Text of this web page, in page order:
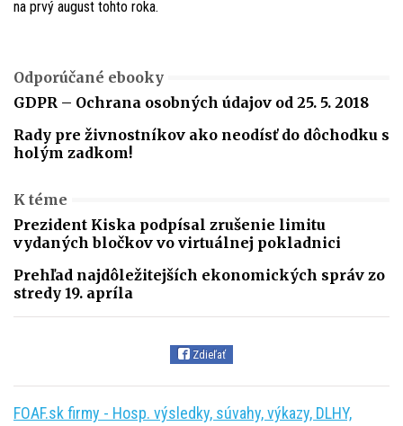
na prvý august tohto roka.
Odporúčané ebooky
GDPR – Ochrana osobných údajov od 25. 5. 2018
Rady pre živnostníkov ako neodísť do dôchodku s
holým zadkom!
K téme
Prezident Kiska podpísal zrušenie limitu
vydaných bločkov vo virtuálnej pokladnici
Prehľad najdôležitejších ekonomických správ zo
stredy 19. apríla
Zdieľať
FOAF.sk firmy - Hosp. výsledky, súvahy, výkazy, DLHY,